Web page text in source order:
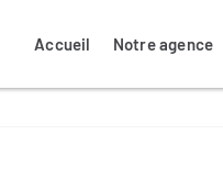
Accueil Notre agence